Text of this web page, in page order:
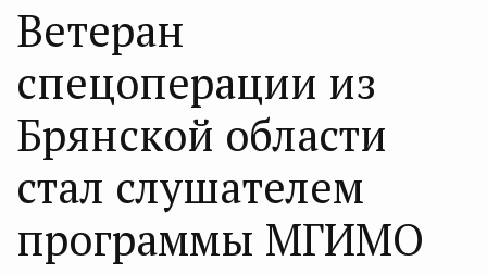
Ветеран
спецоперации из
Брянской области
стал слушателем
программы МГИМО